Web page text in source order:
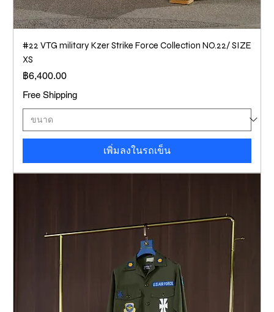
#22 VTG military Kzer Strike Force Collection NO.22/ SIZE
XS
ราคา
฿6,400.00
Free Shipping
เพิ่มลงในรถเข็น